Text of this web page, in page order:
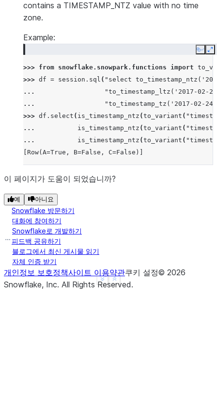
contains a TIMESTAMP_NTZ value with no time
zone.
Example:
Copy
>>> from snowflake.snowpark.functions import
>>> df = session . sql ( "select
...
"to_timestamp_ltz('2017-02-
...
"to_timestamp_tz('2017-02-
>>> df . select ( is_timestamp_ntz (to_variant (
...
is_timestamp_ntz (to_variant (
...
is_timestamp_ntz (to_variant (
[Row(A=True, B=False, C=False)]
Show less
See more
이 페이지가 도움이 되었습니까?
예 아니요
Snowflake 방문하기
대화에 참여하기
Snowflake로 개발하기
피드백 공유하기
블로그에서 최신 게시물 읽기
자체 인증 받기
개인정보 보호정책사이트 이용약관쿠키 설정© 2026
Snowflake, Inc. All Rights Reserved.